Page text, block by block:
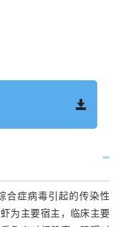
合症病毒引起的传染性
为主要宿主，临床主要